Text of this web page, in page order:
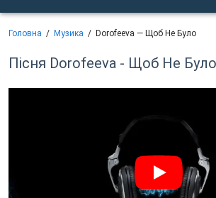
Головна Музика Dorofeeva — Щоб Не Було
Пісня Dorofeeva - Щоб Не Було